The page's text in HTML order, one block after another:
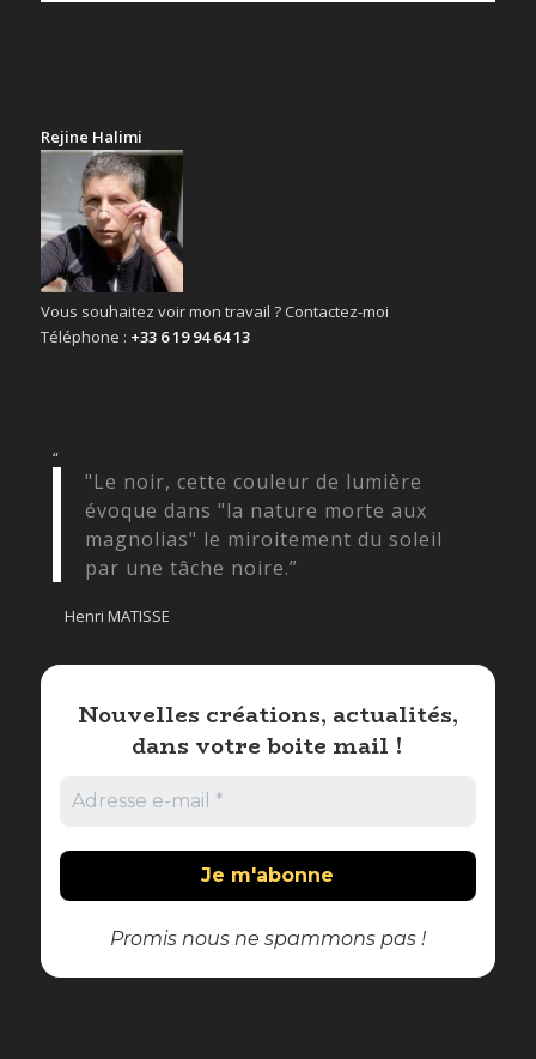
Rejine Halimi
Vous souhaitez voir mon travail ? Contactez-moi
Téléphone : +33 6 19 94 64 13
“
"Le noir, cette couleur de lumière
évoque dans "la nature morte aux
magnolias" le miroitement du soleil
par une tâche noire.”
Henri MATISSE
Nouvelles créations, actualités,
dans votre boite mail !
Promis nous ne spammons pas !